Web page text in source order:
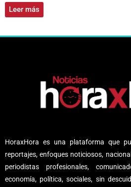
Leer más
HoraxHora es una plataforma que
reportajes, enfoques noticiosos,
periodistas profesionales,
economía, política, sociales, sin